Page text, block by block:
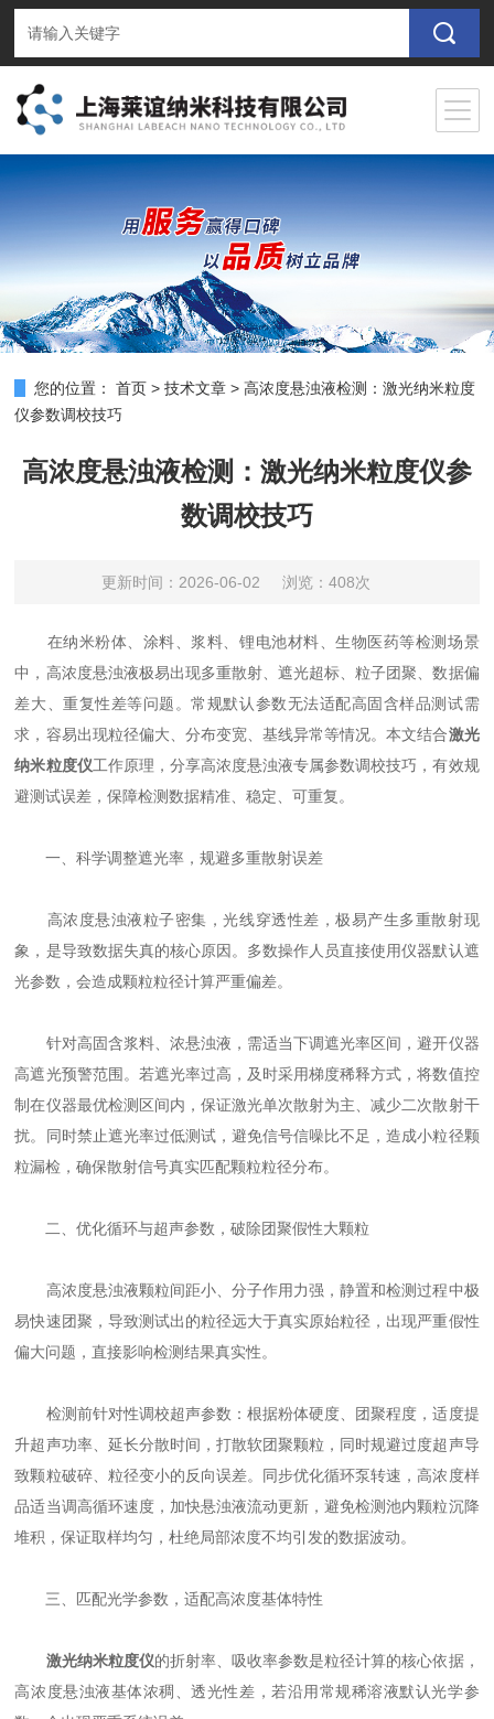
您的位置： 首页 >技术文章 >高浓度悬浊液检测：激光纳米粒度
仪参数调校技巧
高浓度悬浊液检测：激光纳米粒度仪参
数调校技巧
更新时间：2026-06-02 浏览：408次
在纳米粉体、涂料、浆料、锂电池材料、生物医药等检测场景
中，高浓度悬浊液极易出现多重散射、遮光超标、粒子团聚、数据偏
差大、重复性差等问题。常规默认参数无法适配高固含样品测试需
求，容易出现粒径偏大、分布变宽、基线异常等情况。本文结合激光
纳米粒度仪工作原理，分享高浓度悬浊液专属参数调校技巧，有效规
避测试误差，保障检测数据精准、稳定、可重复。
一、科学调整遮光率，规避多重散射误差
高浓度悬浊液粒子密集，光线穿透性差，极易产生多重散射现
象，是导致数据失真的核心原因。多数操作人员直接使用仪器默认遮
光参数，会造成颗粒粒径计算严重偏差。
针对高固含浆料、浓悬浊液，需适当下调遮光率区间，避开仪器
高遮光预警范围。若遮光率过高，及时采用梯度稀释方式，将数值控
制在仪器最优检测区间内，保证激光单次散射为主、减少二次散射干
扰。同时禁止遮光率过低测试，避免信号信噪比不足，造成小粒径颗
粒漏检，确保散射信号真实匹配颗粒粒径分布。
二、优化循环与超声参数，破除团聚假性大颗粒
高浓度悬浊液颗粒间距小、分子作用力强，静置和检测过程中极
易快速团聚，导致测试出的粒径远大于真实原始粒径，出现严重假性
偏大问题，直接影响检测结果真实性。
检测前针对性调校超声参数：根据粉体硬度、团聚程度，适度提
升超声功率、延长分散时间，打散软团聚颗粒，同时规避过度超声导
致颗粒破碎、粒径变小的反向误差。同步优化循环泵转速，高浓度样
品适当调高循环速度，加快悬浊液流动更新，避免检测池内颗粒沉降
堆积，保证取样均匀，杜绝局部浓度不均引发的数据波动。
三、匹配光学参数，适配高浓度基体特性
激光纳米粒度仪的折射率、吸收率参数是粒径计算的核心依据，
高浓度悬浊液基体浓稠、透光性差，若沿用常规稀溶液默认光学参